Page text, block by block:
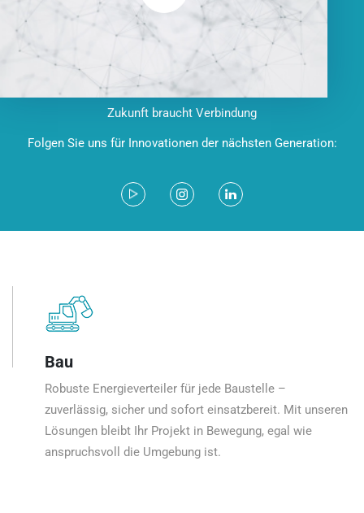
Zukunft braucht Verbindung
Folgen Sie uns für Innovationen der nächsten Generation:
Bau
Robuste Energieverteiler für jede Baustelle –
zuverlässig, sicher und sofort einsatzbereit. Mit unseren
Lösungen bleibt Ihr Projekt in Bewegung, egal wie
anspruchsvoll die Umgebung ist.